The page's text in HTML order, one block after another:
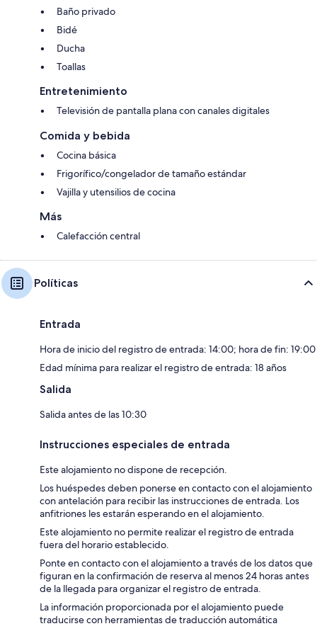
Baño privado
Bidé
Ducha
Toallas
Entretenimiento
Televisión de pantalla plana con canales digitales
Comida y bebida
Cocina básica
Frigorífico/congelador de tamaño estándar
Vajilla y utensilios de cocina
Más
Calefacción central
Políticas
Entrada
Hora de inicio del registro de entrada: 14:00; hora de fin: 19:00
Edad mínima para realizar el registro de entrada: 18 años
Salida
Salida antes de las 10:30
Instrucciones especiales de entrada
Este alojamiento no dispone de recepción.
Los huéspedes deben ponerse en contacto con el alojamiento
con antelación para recibir las instrucciones de entrada. Los
anfitriones les estarán esperando en el alojamiento.
Este alojamiento no permite realizar el registro de entrada
fuera del horario establecido.
Ponte en contacto con el alojamiento a través de los datos que
figuran en la confirmación de reserva al menos 24 horas antes
de la llegada para organizar el registro de entrada.
La información proporcionada por el alojamiento puede
traducirse con herramientas de traducción automática